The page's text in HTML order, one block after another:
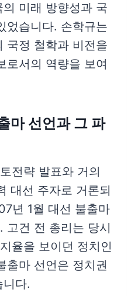
미래 방향성과 국
었습니다. 손학규는
국정 철학과 비전을
로서의 역량을 보여
마 선언과 그 파
전략 발표와 거의
대선 주자로 거론되
년 1월 대선 불출마
고건 전 총리는 당시
율을 보이던 정치인
출마 선언은 정치권
다.